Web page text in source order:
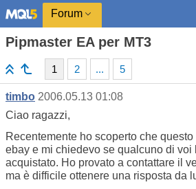
Forum
Pipmaster EA per MT3
1 2 ... 5
timbo 2006.05.13 01:08
Ciao ragazzi,
Recentemente ho scoperto che
ebay e mi chiedevo se qualcuno di voi
acquistato. Ho provato a contattare il
ma è difficile ottenere una risposta da